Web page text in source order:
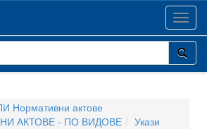
Нормативни актове
АКТОВЕ - ПО ВИДОВЕ
Укази